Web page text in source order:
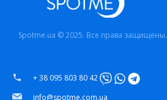
Spotme.ua © 2025. Все права защищены.
+ 38 095 803 80 42
info@spotme.com.ua